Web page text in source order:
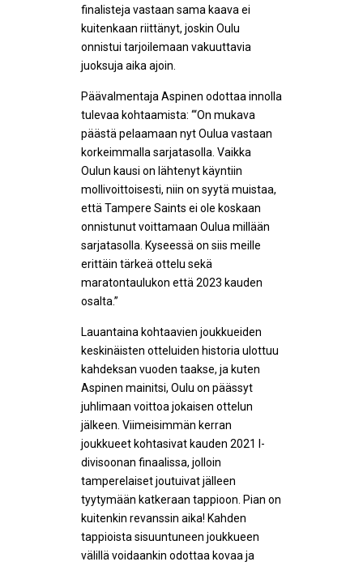
finalisteja vastaan sama kaava ei
kuitenkaan riittänyt, joskin Oulu
onnistui tarjoilemaan vakuuttavia
juoksuja aika ajoin.
Päävalmentaja Aspinen odottaa innolla
tulevaa kohtaamista: ‘“On mukava
päästä pelaamaan nyt Oulua vastaan
korkeimmalla sarjatasolla. Vaikka
Oulun kausi on lähtenyt käyntiin
mollivoittoisesti, niin on syytä muistaa,
että Tampere Saints ei ole koskaan
onnistunut voittamaan Oulua millään
sarjatasolla. Kyseessä on siis meille
erittäin tärkeä ottelu sekä
maratontaulukon että 2023 kauden
osalta.”
Lauantaina kohtaavien joukkueiden
keskinäisten otteluiden historia ulottuu
kahdeksan vuoden taakse, ja kuten
Aspinen mainitsi, Oulu on päässyt
juhlimaan voittoa jokaisen ottelun
jälkeen. Viimeisimmän kerran
joukkueet kohtasivat kauden 2021 I-
divisoonan finaalissa, jolloin
tamperelaiset joutuivat jälleen
tyytymään katkeraan tappioon. Pian on
kuitenkin revanssin aika! Kahden
tappioista sisuuntuneen joukkueen
välillä voidaankin odottaa kovaa ja